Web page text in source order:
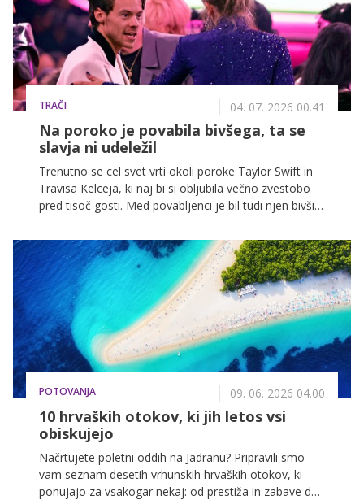
TRAČI 04. 07. 2026 00.41
Na poroko je povabila bivšega, ta se
slavja ni udeležil
Trenutno se cel svet vrti okoli poroke Taylor Swift in
Travisa Kelceja, ki naj bi si obljubila večno zvestobo
pred tisoč gosti. Med povabljenci je bil tudi njen bivši
...
POTOVANJA 09. 06. 2026 04.00
10 hrvaških otokov, ki jih letos vsi
obiskujejo
Načrtujete poletni oddih na Jadranu? Pripravili smo
vam seznam desetih vrhunskih hrvaških otokov, ki
ponujajo za vsakogar nekaj: od prestiža in zabave do